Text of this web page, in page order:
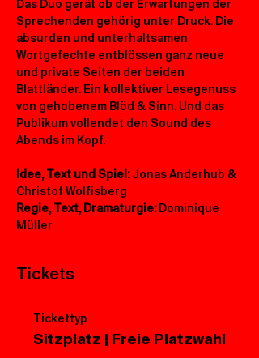
Das Duo gerät ob der Erwartungen der
Sprechenden gehörig unter Druck. Die
absurden und unterhaltsamen
Wortgefechte entblössen ganz neue
und private Seiten der beiden
Blattländer. Ein kollektiver Lesegenuss
von gehobenem Blöd & Sinn. Und das
Publikum vollendet den Sound des
Abends im Kopf.
Idee, Text und Spiel: Jonas Anderhub &
Christof Wolfisberg
Regie, Text, Dramaturgie: Dominique
Müller
Tickets
Tickettyp
Sitzplatz | Freie Platzwahl